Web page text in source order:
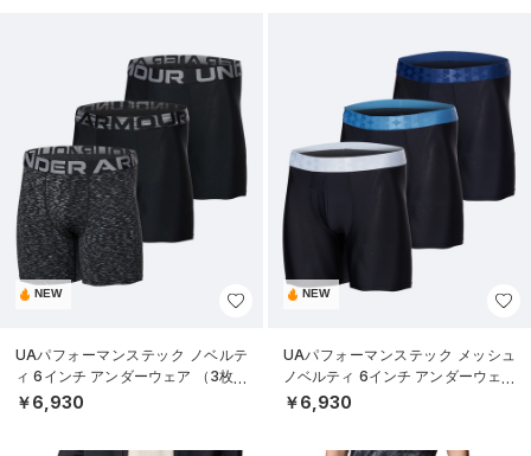
NEW
UAパフォーマンステック ノベルテ
ィ 6インチ アンダーウェア （3枚セ
ット）（トレーニング/MEN）
￥6,930
NEW
UAパフォーマンステック メッシュ
ノベルティ 6インチ アンダーウェア
（3枚セット）（トレーニング/ME
￥6,930